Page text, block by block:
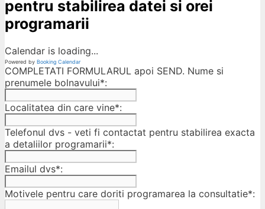
pentru stabilirea datei si orei
programarii
Calendar is loading...
Powered by Booking Calendar
COMPLETATI FORMULARUL apoi SEND. Nume si
prenumele bolnavului*:
Localitatea din care vine*:
Telefonul dvs - veti fi contactat pentru stabilirea exacta
a detaliilor programarii*:
Emailul dvs*:
Motivele pentru care doriti programarea la consultatie*: